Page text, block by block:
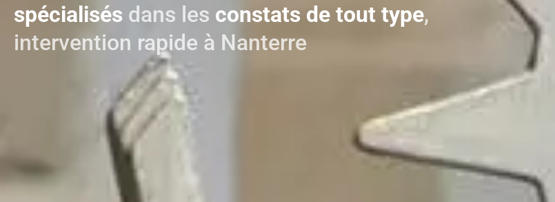
spécialisés dans les constats de tout type,
intervention rapide à Nanterre